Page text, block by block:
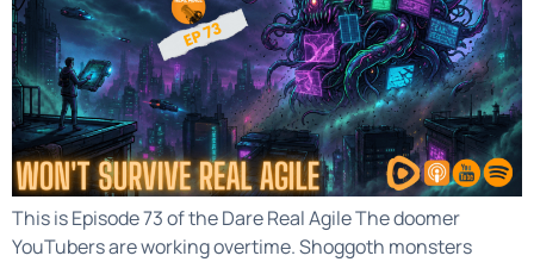
This is Episode 73 of the Dare Real Agile The doomer
YouTubers are working overtime. Shoggoth monsters